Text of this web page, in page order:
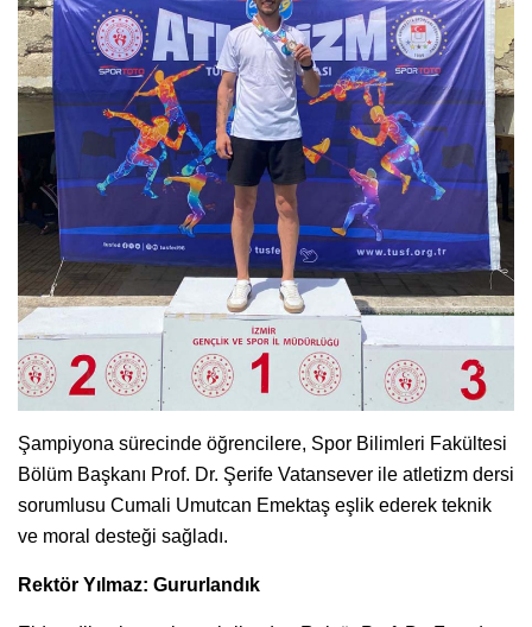
Şampiyona sürecinde öğrencilere, Spor Bilimleri Fakültesi
Bölüm Başkanı Prof. Dr. Şerife Vatansever ile atletizm dersi
sorumlusu Cumali Umutcan Emektaş eşlik ederek teknik
ve moral desteği sağladı.
Rektör Yılmaz: Gururlandık